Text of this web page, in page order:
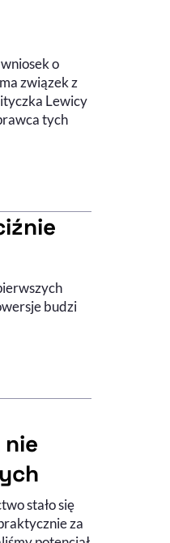
o
związek z
Lewicy
tych
budzi
stało się
za